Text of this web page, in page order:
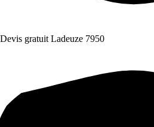
Devis gratuit Ladeuze 7950